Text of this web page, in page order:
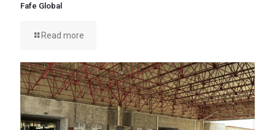
Fafe Global
Read more